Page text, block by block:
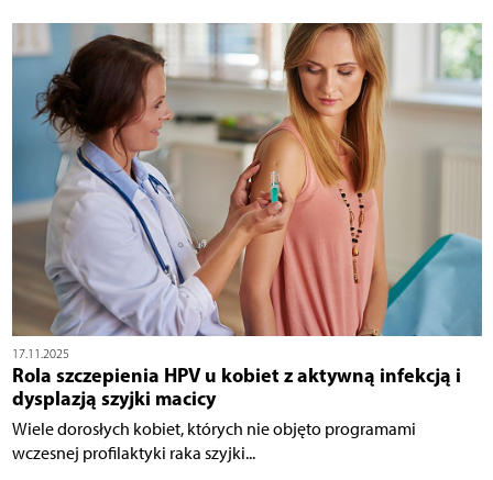
17.11.2025
Rola szczepienia HPV u kobiet z aktywną infekcją i
dysplazją szyjki macicy
Wiele dorosłych kobiet, których nie objęto programami
wczesnej profilaktyki raka szyjki...